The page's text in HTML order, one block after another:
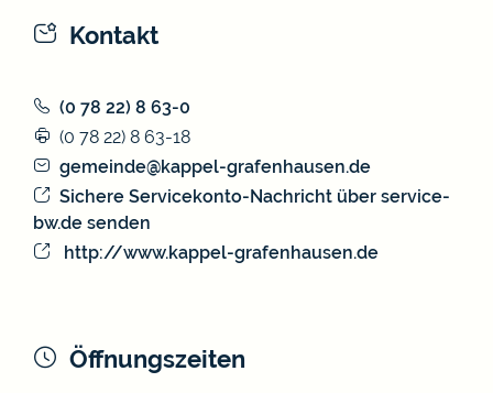
Kontakt
(0 78 22) 8 63-0
(0 78 22) 8 63-18
gemeinde@kappel-grafenhausen.de
Sichere Servicekonto-Nachricht über service-
bw.de senden
http://www.kappel-grafenhausen.de
Öffnungszeiten